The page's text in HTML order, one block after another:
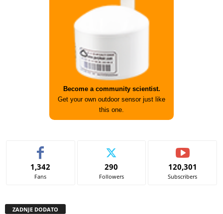
Become a community scientist.
Get your own outdoor sensor just like
this one.
1,342
Fans
290
Followers
120,301
Subscribers
ZADNJE DODATO